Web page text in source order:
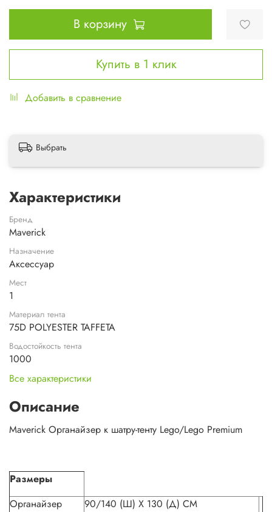
В корзину
Купить в 1 клик
Добавить в сравнение
Выбрать
Характеристики
Бренд
Maverick
Назначение
Аксессуар
Мест
1
Материал тента
75D POLYESTER TAFFETA
Водостойкость тента
1000
Все характеристики
Описание
Maverick Органайзер к шатру-тенту Lego/Lego Premium
Размеры
Органайзер
90/140 (Ш) X 130 (Д) CM